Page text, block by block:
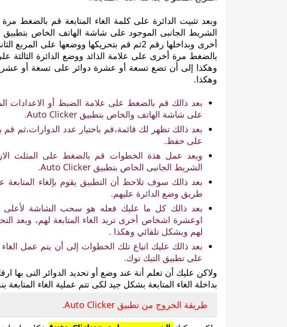
وبعد تثبيت الدائرة على كلمة الغاء المتابعة قم بالضغط
أخرى وبداخلها رقم 2ثم قم بتحريكها ووضعها على
بالضغط مرة أخرى على علامة الذائد ووضع الدائرة الثالثة
وهكذا إلى أن تضع تسعة أو عشرة دوائر على تسعة أو عشر
وهكذا.
بعد ذالك قم بالضغط على علامة الضبط أو الاعدادات
على شاشة الهاتف والخاص بتطبيق Auto Clicker.
على حفظ.
وبعد عمل هذة الخطوات قم بالضغط على المثلث
الشريط الجانبى الخاص بتطبيق Auto Clicker.
بعد ذالك سوف تلاحظ أن التطبيق يقوم بإلغاء
طريق وضع الدائرة عليهم.
بعد ذالك كل ما عليك فعله هو سحب الشاشة لأعلى
اوعشرة اشخاص أخرى تريد الغاء المتابعة لهم، وبعد
لهم وبشكل تلقائي وهكذا .
بعد ذالك عليك اتباع تلك الخطوات إلى أن يتم عمل الغاء
على تطبيق التيك توك.
ولاكن عليك أن تعلم أنة عند وضع أو تحديد الدوائر التى بها
بداخلة الغاء المتابعة بشكل جيد لكى تتم عملية الغاء المتابعة
طريقة الخروج من تطبيق Auto Clicker.